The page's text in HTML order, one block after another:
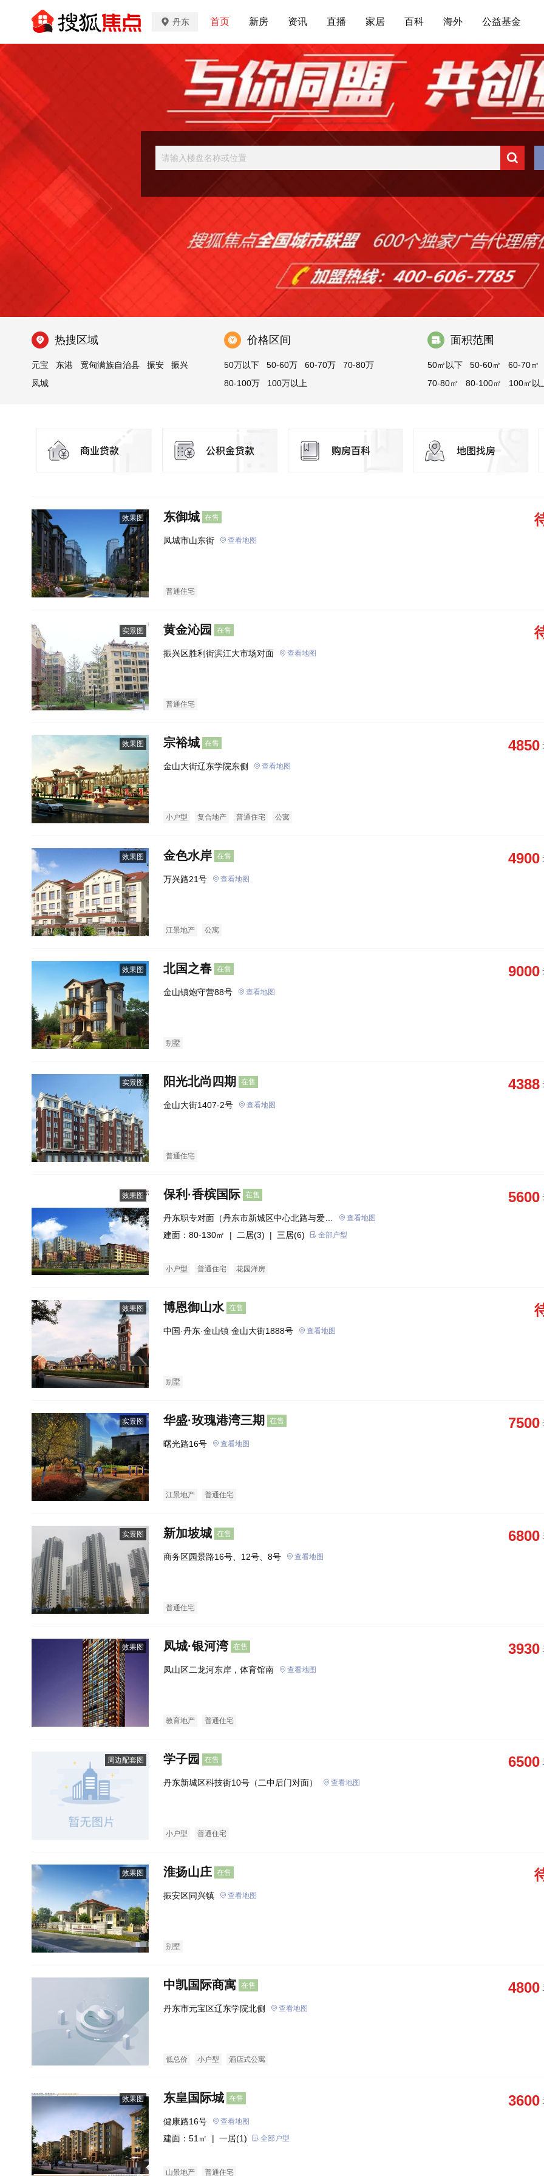
丹东 首页 新房 资讯 直播 家居 百科 海外 公益基金
热搜区域
元宝 东港 宽甸满族自治县 振安
振兴
凤城
价格区间
50万以下 50-60万 60-70万
70-80万
80-100万
100万以上
面积范围
50㎡以下 50-60㎡
60-70㎡
70-80㎡
80-100㎡ 100㎡以
效果图 东御城 在售
凤城市山东街 查看地图
普通住宅
实景图 黄金沁园 在售
振兴区胜利街滨江大市场对面 查看地图
普通住宅
效果图 宗裕城 在售 4850
金山大街辽东学院东侧 查看地图
小户型 复合地产 普通住宅 公寓
效果图 金色水岸 在售 4900
万兴路21号 查看地图
江景地产 公寓
效果图 北国之春 在售 9000
金山镇炮守营88号 查看地图
别墅
实景图 阳光北尚四期 在售 4388
金山大街1407-2号 查看地图
普通住宅
效果图 保利·香槟国际 在售 5600
丹东职专对面（丹东市新城区中心北路与爱河
大街交汇处）
查看地图
建面：80-130㎡ | 二居(3) | 三居(6) 全部户型
小户型 普通住宅 花园洋房
效果图 博恩御山水 在售
中国·丹东·金山镇 金山大街1888号 查看地图
别墅
实景图 华盛·玫瑰港湾三期 在售 7500
曙光路16号 查看地图
江景地产 普通住宅
实景图 新加坡城 在售 6800
商务区园景路16号、12号、8号 查看地图
普通住宅
效果图 凤城·银河湾 在售 3930
凤山区二龙河东岸，体育馆南 查看地图
教育地产 普通住宅
周边配套图 学子园 在售 6500
丹东新城区科技街10号（二中后门对面） 查看地图
小户型 普通住宅
效果图 淮扬山庄 在售
振安区同兴镇 查看地图
别墅
中凯国际商寓 在售 4800
丹东市元宝区辽东学院北侧 查看地图
低总价 小户型 酒店式公寓
效果图 东皇国际城 在售 3600
健康路16号 查看地图
建面：51㎡ | 一居(1) 全部户型
山景地产 普通住宅